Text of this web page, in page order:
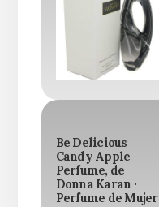
Be Delicious
Candy Apple
Perfume, de
Donna Karan ·
Perfume de Mujer